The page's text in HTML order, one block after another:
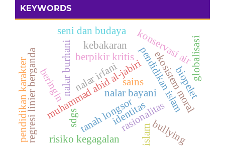
KEYWORDS
rasionalitas
muhammad abid al-jabiripendidikan islam
nalar bayani
nalar irfani
nalar burhani berpikir kritis konservasi air
tanah longsor
beringin
sdgs
regresi linier berganda
pendidikan karakter ekosistem moral
seni dan budaya
identitas
bullying
globalisasi
risiko kegagalan
biopelet
kebakaran
islam
sains